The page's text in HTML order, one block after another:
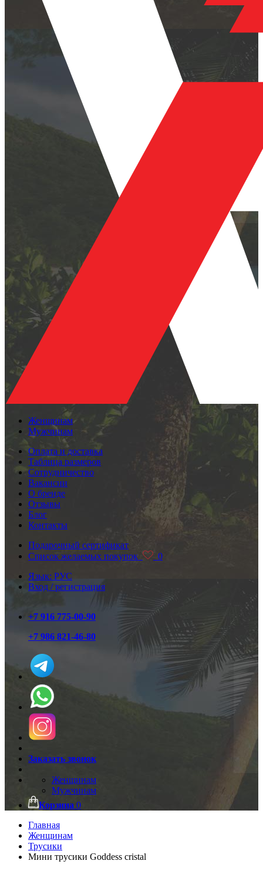
Женщинам
Мужчинам
Оплата и доставка
Таблица размеров
Сотрудничество
Вакансии
О бренде
Отзывы
Блог
Контакты
Подарочный сертификат
Список желаемых покупок
0
Язык: РУС
Вход / регистрация
+7 916 775-00-90
+7 986 821-46-80
Заказать звонок
Женщинам
Мужчинам
Корзина 0
Главная
Женщинам
Трусики
Мини трусики Goddess cristal